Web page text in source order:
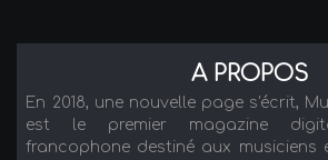
A PROPOS
En 2018, une nouvelle page s'écrit,
est le premier magazine
francophone destiné aux musiciens